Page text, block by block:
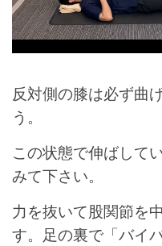
反対側の膝は必ず曲
う。
この状態で伸ばして
みて下さい。
力を抜いて股関節を
す。足の裏で「バイ